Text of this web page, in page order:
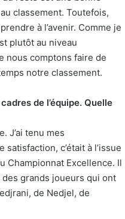
classement. Toutefois,
à l’avenir. Comme je
plutôt au niveau
nous comptons faire de
notre classement.
de l’équipe. Quelle
J’ai tenu mes
satisfaction, c’était à l’issue
Championnat Excellence. Il
des grands joueurs qui ont
de Nedjel, de